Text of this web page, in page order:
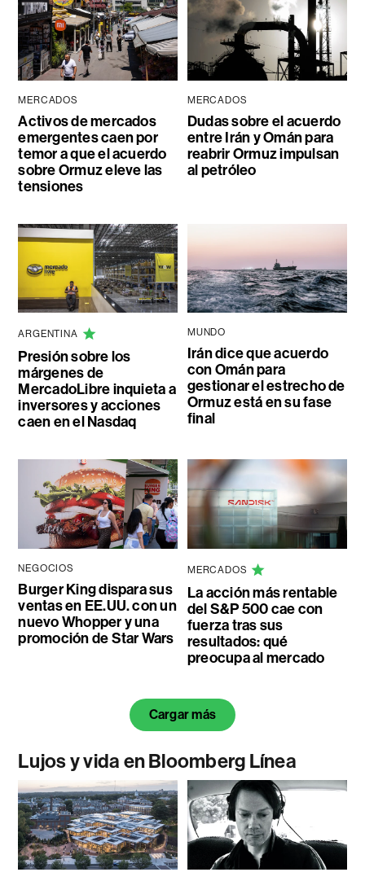
MERCADOS
Activos de mercados
emergentes caen por
temor a que el acuerdo
sobre Ormuz eleve las
tensiones
MERCADOS
Dudas sobre el acuerdo
entre Irán y Omán para
reabrir Ormuz impulsan
al petróleo
ARGENTINA
Presión sobre los
márgenes de
MercadoLibre inquieta a
inversores y acciones
caen en el Nasdaq
MUNDO
Irán dice que acuerdo
con Omán para
gestionar el estrecho de
Ormuz está en su fase
final
NEGOCIOS
Burger King dispara sus
ventas en EE.UU. con un
nuevo Whopper y una
promoción de Star Wars
MERCADOS
La acción más rentable
del S&P 500 cae con
fuerza tras sus
resultados: qué
preocupa al mercado
Cargar más
Lujos y vida en Bloomberg Línea